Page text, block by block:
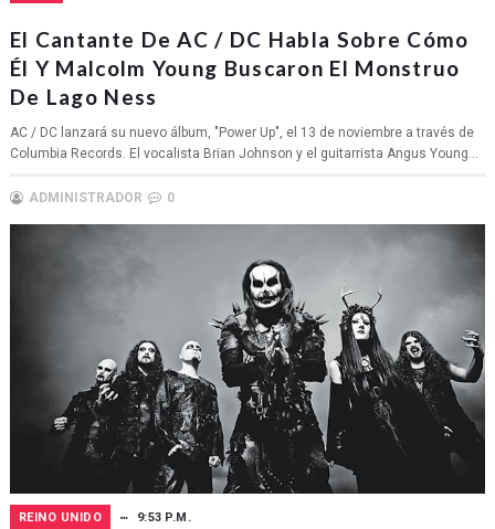
El Cantante De AC / DC Habla Sobre Cómo
Él Y Malcolm Young Buscaron El Monstruo
De Lago Ness
AC / DC lanzará su nuevo álbum, "Power Up", el 13 de noviembre a través de
Columbia Records. El vocalista Brian Johnson y el guitarrista Angus Young...
ADMINISTRADOR 0
REINO UNIDO 9:53 P.M.